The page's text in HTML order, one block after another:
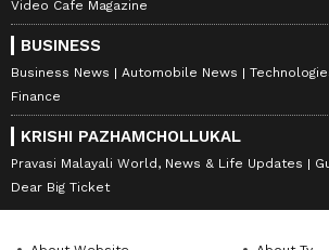
Video Cafe Magazine
BUSINESS
Business News Automobile News
Finance
KRISHI PAZHAMCHOLLUKAL
Pravasi Malayali World, News & Life Updates
Dear Big Ticket